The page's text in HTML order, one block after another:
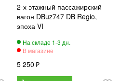
2-х этажный пассажирский
вагон DBuz747 DB Regio,
эпоха VI
5 250